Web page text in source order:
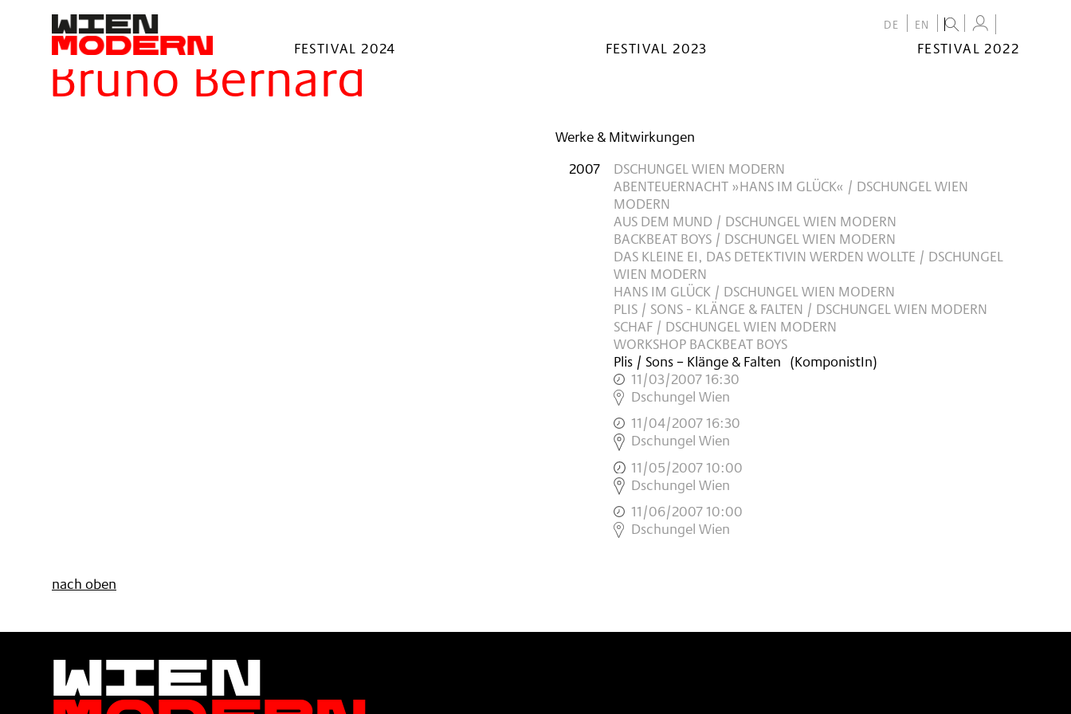
springen
DE EN
FESTIVAL 2024 FESTIVAL 2023
FESTIVAL 2022
Filter
Bruno Bernard
Werke & Mitwirkungen
2007
DSCHUNGEL WIEN MODERN
ABENTEUERNACHT »HANS IM GLÜCK« / DSCHUNGEL WIEN
MODERN
AUS DEM MUND / DSCHUNGEL WIEN MODERN
BACKBEAT BOYS / DSCHUNGEL WIEN MODERN
DAS KLEINE EI, DAS DETEKTIVIN WERDEN WOLLTE / DSCHUNGEL
WIEN MODERN
HANS IM GLÜCK / DSCHUNGEL WIEN MODERN
PLIS / SONS - KLÄNGE & FALTEN / DSCHUNGEL WIEN MODERN
SCHAF / DSCHUNGEL WIEN MODERN
WORKSHOP BACKBEAT BOYS
Plis / Sons – Klänge & Falten (KomponistIn)
11/03/2007 16:30
,
Dschungel Wien
11/04/2007 16:30
,
Dschungel Wien
11/05/2007 10:00
,
Dschungel Wien
11/06/2007 10:00
,
Dschungel Wien
nach oben
Wien
Modern